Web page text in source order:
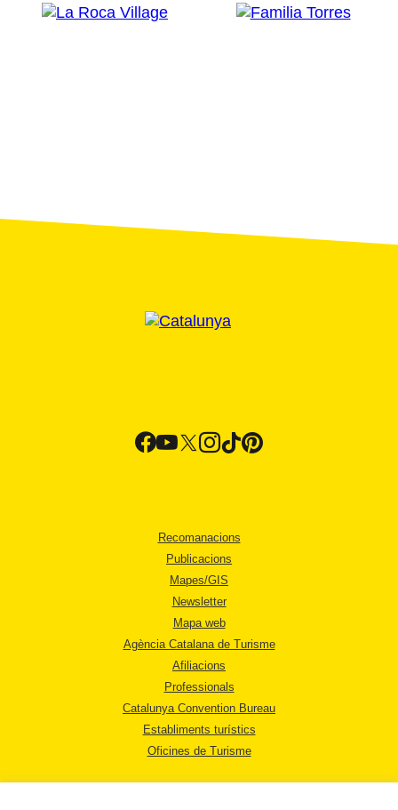
Recomanacions
Publicacions
Mapes/GIS
Newsletter
Mapa web
Agència Catalana de Turisme
Afiliacions
Professionals
Catalunya Convention Bureau
Establiments turístics
Oficines de Turisme